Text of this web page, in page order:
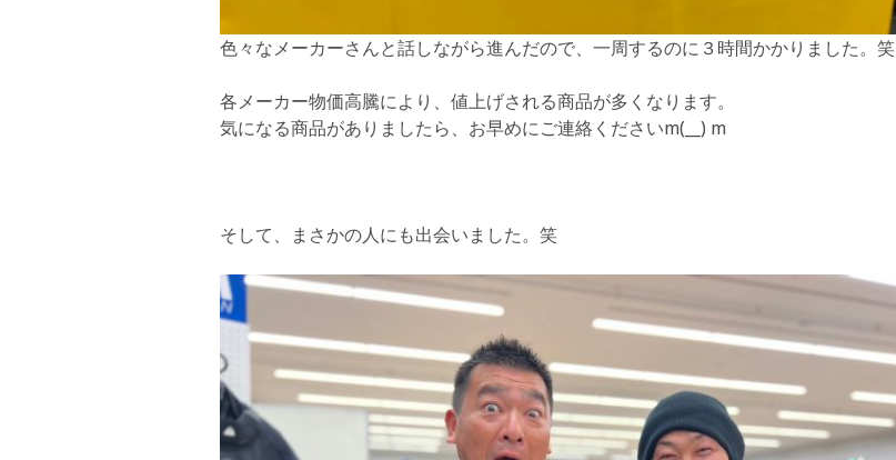
色々なメーカーさんと話しながら進んだので、一周するのに３時間かかりました。笑
各メーカー物価高騰により、値上げされる商品が多くなります。
気になる商品がありましたら、お早めにご連絡くださいm(__) m
そして、まさかの人にも出会いました。笑